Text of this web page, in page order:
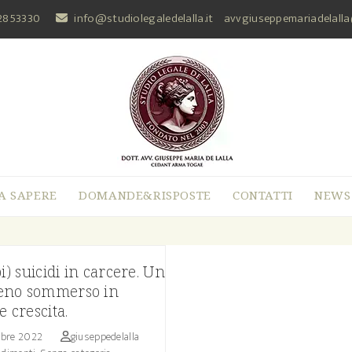
info@studiolegaledelalla.it
SAPERE DOMANDE&RISPOSTE CONTATTI NEWS
suicidi in carcere. Un
sommerso in
crescita.
2022
giuseppedelalla